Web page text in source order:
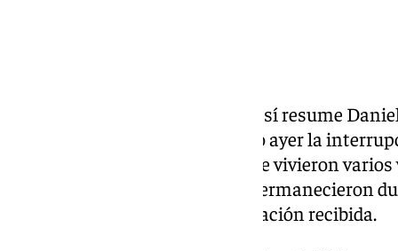
«Nos hemos quedado tirados», así resume
la avería ferroviaria que provocó ayer la
Madrid y Sevilla, la situación que vivieron
Justa. La usuaria asegura que permanecieron
clara y critica la falta de información recibida.